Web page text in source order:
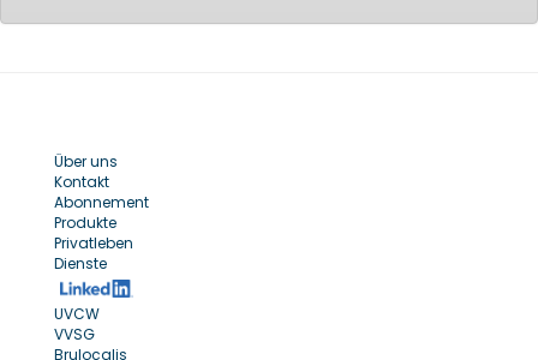
Über uns
Kontakt
Abonnement
Produkte
Privatleben
Dienste
UVCW
VVSG
Brulocalis